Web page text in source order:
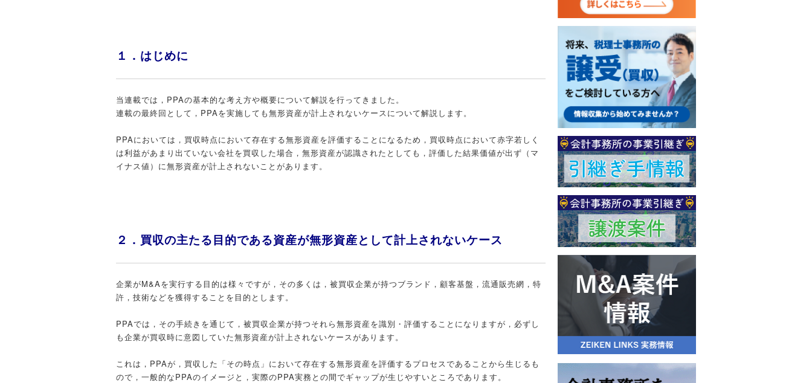
１．はじめに
当連載では，PPAの基本的な考え方や概要について解説を行ってきました。
連載の最終回として，PPAを実施しても無形資産が計上されないケースについて解説します。
PPAにおいては，買収時点において存在する無形資産を評価することになるため，買収時点において赤字若しく
は利益があまり出ていない会社を買収した場合，無形資産が認識されたとしても，評価した結果価値が出ず（マ
イナス値）に無形資産が計上されないことがあります。
２．買収の主たる目的である資産が無形資産として計上されないケース
企業がM&Aを実行する目的は様々ですが，その多くは，被買収企業が持つブランド，顧客基盤，流通販売網，特
許，技術などを獲得することを目的とします。
PPAでは，その手続きを通じて，被買収企業が持つそれら無形資産を識別・評価することになりますが，必ずし
も企業が買収時に意図していた無形資産が計上されないケースがあります。
これは，PPAが，買収した「その時点」において存在する無形資産を評価するプロセスであることから生じるも
ので，一般的なPPAのイメージと，実際のPPA実務との間でギャップが生じやすいところであります。